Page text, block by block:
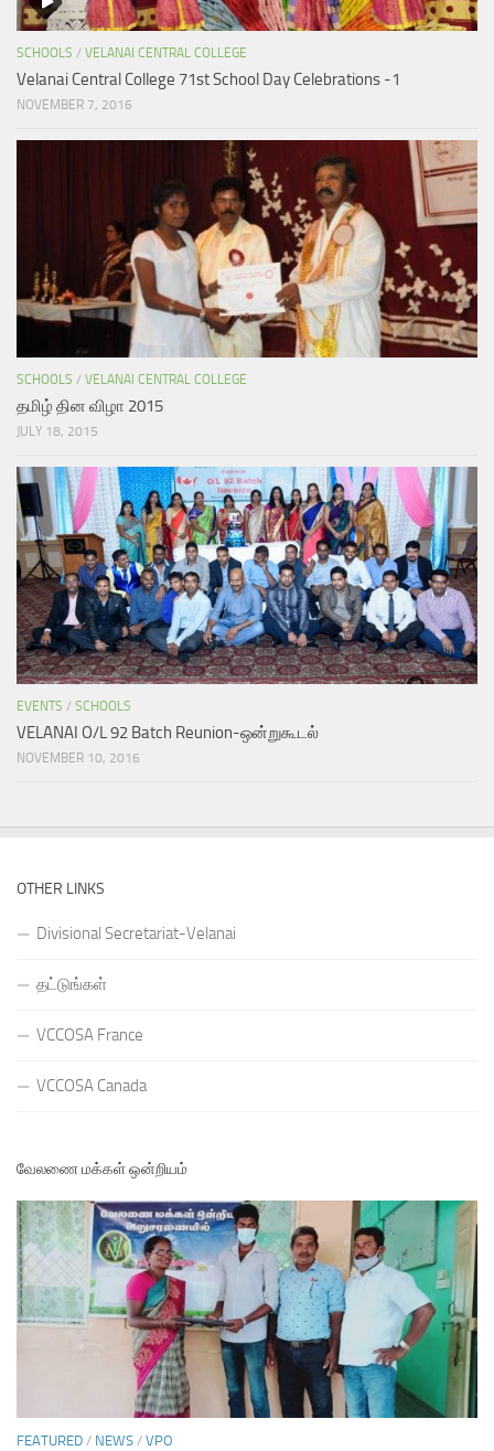
SCHOOLS / VELANAI CENTRAL COLLEGE
Velanai Central College 71st School Day Celebrations -1
NOVEMBER 7, 2016
SCHOOLS / VELANAI CENTRAL COLLEGE
தமிழ் தின விழா 2015
JULY 18, 2015
EVENTS / SCHOOLS
VELANAI O/L 92 Batch Reunion-ஒன்றுகூடல்
NOVEMBER 10, 2016
OTHER LINKS
Divisional Secretariat-Velanai
தட்டுங்கள்
VCCOSA France
VCCOSA Canada
வேலணை மக்கள் ஒன்றியம்
FEATURED / NEWS / VPO